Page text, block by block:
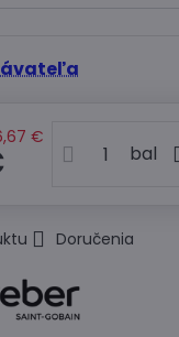
€
bal
Doručenia